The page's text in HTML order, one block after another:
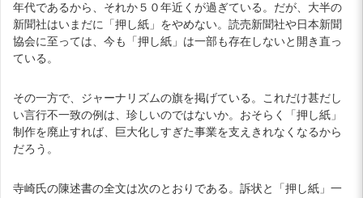
年代であるから、それか５０年近くが過ぎている。だが、大半の
新聞社はいまだに「押し紙」をやめない。読売新聞社や日本新聞
協会に至っては、今も「押し紙」は一部も存在しないと開き直っ
ている。
その一方で、ジャーナリズムの旗を掲げている。これだけ甚だし
い言行不一致の例は、珍しいのではないか。おそらく「押し紙」
制作を廃止すれば、巨大化しすぎた事業を支えきれなくなるから
だろう。
寺崎氏の陳述書の全文は次のとおりである。訴状と「押し紙」一